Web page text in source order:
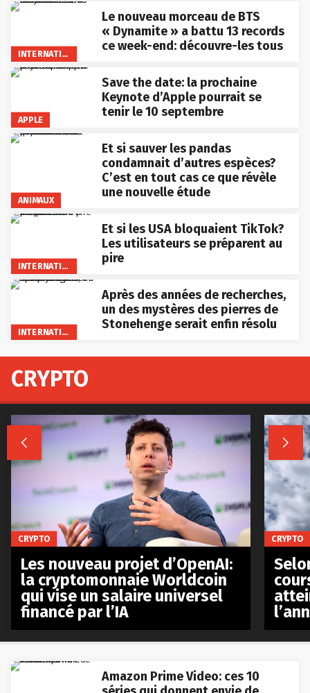
INTERNATIONAL
Le nouveau morceau de BTS
« Dynamite » a battu 13 records
ce week-end: découvre-les tous
APPLE
Save the date: la prochaine
Keynote d’Apple pourrait se
tenir le 10 septembre
ANIMAUX
Et si sauver les pandas
condamnait d’autres espèces?
C’est en tout cas ce que révèle
une nouvelle étude
INTERNATIONAL
Et si les USA bloquaient TikTok?
Les utilisateurs se préparent au
pire
INTERNATIONAL
Après des années de recherches,
un des mystères des pierres de
Stonehenge serait enfin résolu
Amazon Prime Video: ces 10
CRYPTO
 
CRYPTO
Les nouveau projet d’OpenAI:
la cryptomonnaie Worldcoin
qui vise un salaire universel
financé par l’IA
CRYPTO